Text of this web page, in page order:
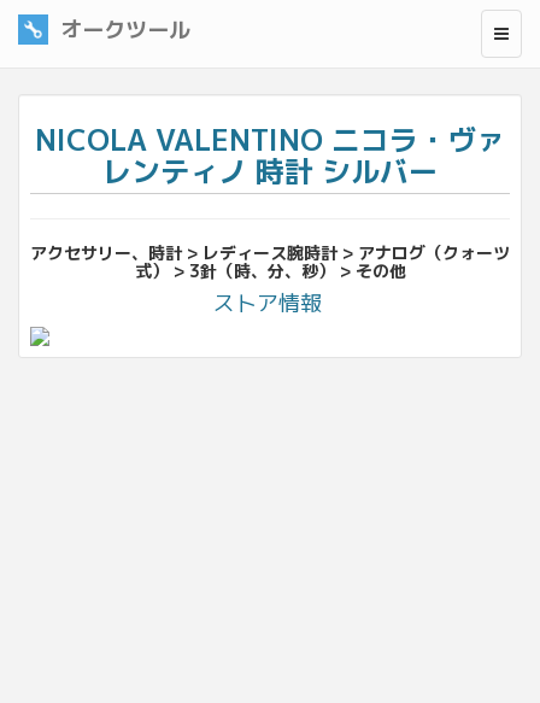
オークツール
NICOLA VALENTINO ニコラ・ヴァ
レンティノ 時計 シルバー
アクセサリー、時計 > レディース腕時計 > アナログ（クォーツ
式） > 3針（時、分、秒） > その他
ストア情報